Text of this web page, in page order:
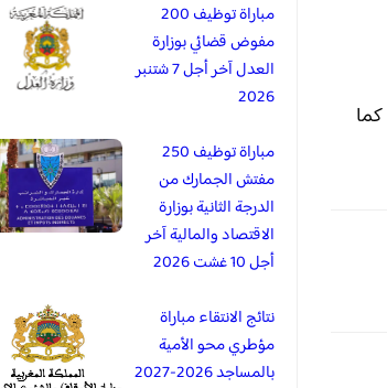
كما
مباراة توظيف 200
مفوض قضائي بوزارة
العدل آخر أجل 7 شتنبر
2026
مباراة توظيف 250
مفتش الجمارك من
الدرجة الثانية بوزارة
الاقتصاد والمالية آخر
أجل 10 غشت 2026
نتائج الانتقاء مباراة
مؤطري محو الأمية
بالمساجد 2026-2027